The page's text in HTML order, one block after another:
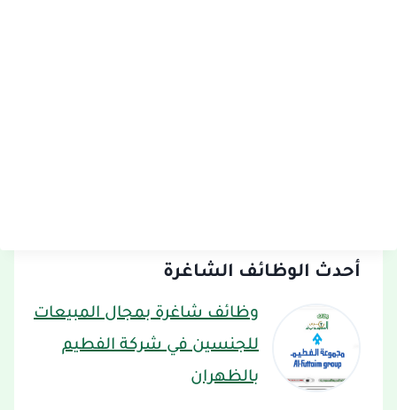
أحدث الوظائف الشاغرة
وظائف شاغرة بمجال المبيعات
للجنسين في شركة الفطيم
بالظهران